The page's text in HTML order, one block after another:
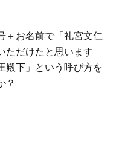
＋お名前で「礼宮文仁
ただけたと思います
殿下」という呼び方を
？